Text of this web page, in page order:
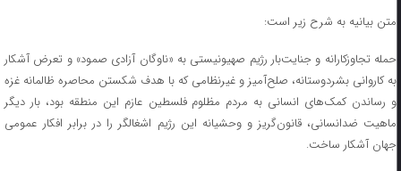
متن بیانیه به شرح زیر است:
حمله تجاوزکارانه و جنایت‌بار رژیم صهیونیستی به «ناوگان آزادی صمود» و تعرض آشکار
به کاروانی بشردوستانه، صلح‌آمیز و غیرنظامی که با هدف شکستن محاصره ظالمانه غزه
و رساندن کمک‌های انسانی به مردم مظلوم فلسطین عازم این منطقه بود، بار دیگر
ماهیت ضدانسانی، قانون‌گریز و وحشیانه این رژیم اشغالگر را در برابر افکار عمومی
جهان آشکار ساخت.